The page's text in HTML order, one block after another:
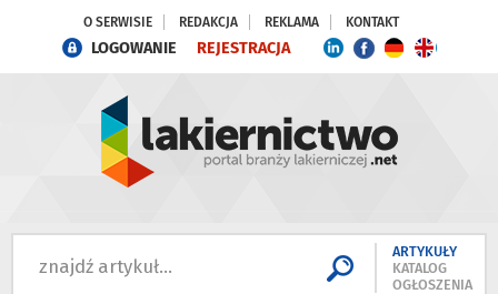
O SERWISIE REDAKCJA REKLAMA KONTAKT
LOGOWANIE REJESTRACJA
ARTYKUŁY
KATALOG
OGŁOSZENIA